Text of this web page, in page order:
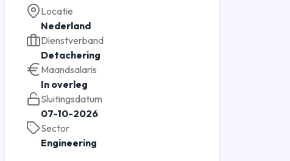
Locatie
Nederland
Dienstverband
Detachering
Maandsalaris
In overleg
Sluitingsdatum
07-10-2026
Sector
Engineering